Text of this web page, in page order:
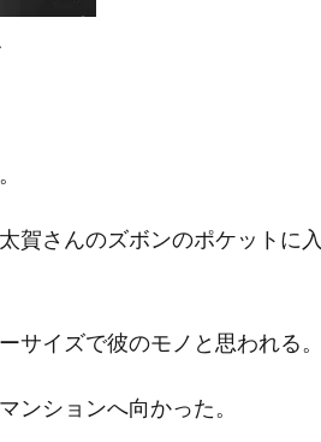
賀さんのズボンのポケットに入
サイズで彼のモノと思われる。
ンションへ向かった。